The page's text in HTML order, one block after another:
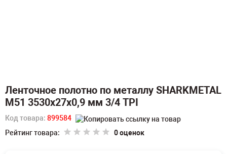
Ленточное полотно по металлу SHARKMETAL
M51 3530х27х0,9 мм 3/4 TPI
Код товара: 899584
Рейтинг товара:
0 оценок